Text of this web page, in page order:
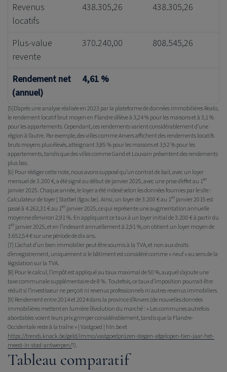
Revenus
locatifs
438.305,26 438.305,26
Plus-value
revente
370.240,00 808.545,26
Rendement net
(annuel)
4,61 %
[5]D’après une analyse réalisée en 2023 par la plateforme de données immobilières Realo,
le rendement locatif brut moyen en Flandre s’élève à 3,24 % pour les maisons et à 3,1 %
pour les appartements. Cependant, ces rendements varient considérablement d’une
région à l’autre. Par exemple, des villes comme Anvers affichent des rendements locatifs
bruts moyens plus élevés, atteignant 3,85 % pour les maisons et 3,52 % pour les
appartements, tandis que des villes comme Gand et Louvain présentent des rendements
plus bas.
[6] Pour rédiger cette note, nous avons supposé qu’un contrat de bail, avec un loyer
mensuel de 3.200 €, a été signé au début de janvier 2025, avec une prise d’effet au 1er
janvier 2025. Chaque année, le loyer a été indexé selon les données fournies par le site :
Calculateur de loyer | Statbel (fgov.be). Ainsi, un loyer de 3.200 € au 1er janvier 2015 est
passé à 4.262,31 € au 1er janvier 2025, ce qui représente une augmentation annuelle
moyenne d’environ 2,91 %. En appliquant ce taux à un loyer initial de 3.200 € à partir du
1er janvier 2025, et en l’indexant annuellement à 2,91 %, on obtient un loyer moyen de
3.652,54 € sur une période de dix ans.
[7] L’achat d’un bien immobilier peut être soumis à la TVA, et non aux droits
d’enregistrement, uniquement si le bâtiment est considéré comme « neuf » au sens de la
législation sur la TVA.
[8] Pour le calcul, l’impôt est appliqué au taux maximal de 50 %, auquel s’ajoute une
taxe communale supplémentaire de 8 %. Toutefois, ce taux d’imposition pourrait être
réduit si l’investisseur ne perçoit ni revenus professionnels ni autres revenus immobiliers.
[9] Rendement entre 2014 et 2024 dans la province d’Anvers (de nouvelles données
immobilières mettent en lumière l’évolution du marché : « Les communes autrefois
abordables voient leurs prix grimper considérablement, tandis que la Flandre-
Occidentale reste à la traîne » | Vastgoed | hln.be et
https://trends.knack.be/geld/immo/vastgoedprijzen-stegen-afgelopen-tien-jaar-het-
meest-in-stad-antwerpen/?).
Tableau comparatif